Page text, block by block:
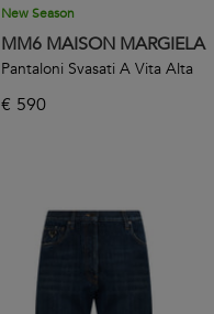
New Season
MM6 MAISON MARGIELA
Pantaloni Svasati A Vita Alta
€ 590